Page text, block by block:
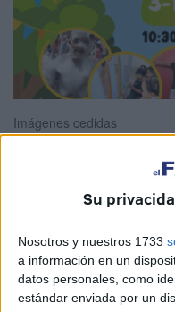
Su
Nosotros y nuestros 1733
a información en un
datos personales, como
estándar enviada por un
Imágenes cedidas
Una vez más el
Intercultural (ICI) deCruz
nuevamente actividades
edición deEscuela
oportunidad se